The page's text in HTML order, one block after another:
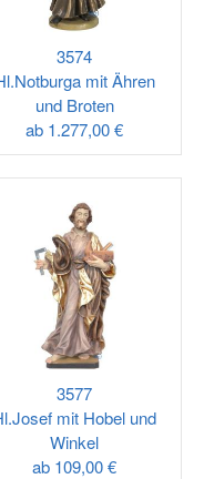
3574
mit Ähren
und Broten
ab 1.277,00 €
3577
mit Hobel und
Winkel
ab 109,00 €